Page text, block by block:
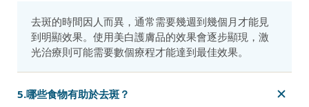
去斑的時間因人而異，通常需要幾週到幾個月才能見
到明顯效果。使用美白護膚品的效果會逐步顯現，激
光治療則可能需要數個療程才能達到最佳效果。
5.哪些食物有助於去斑？